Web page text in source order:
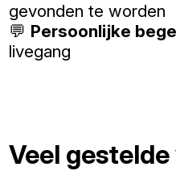
gevonden te worden
💬 Persoonlijke
livegang
Veel